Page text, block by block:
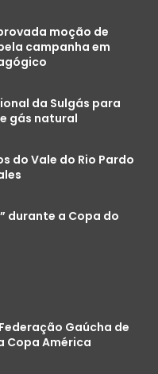
moção de
campanha em
da Sulgás para
gás natural
do Vale do Rio Pardo
durante a Copa do
Gaúcha de
Copa América